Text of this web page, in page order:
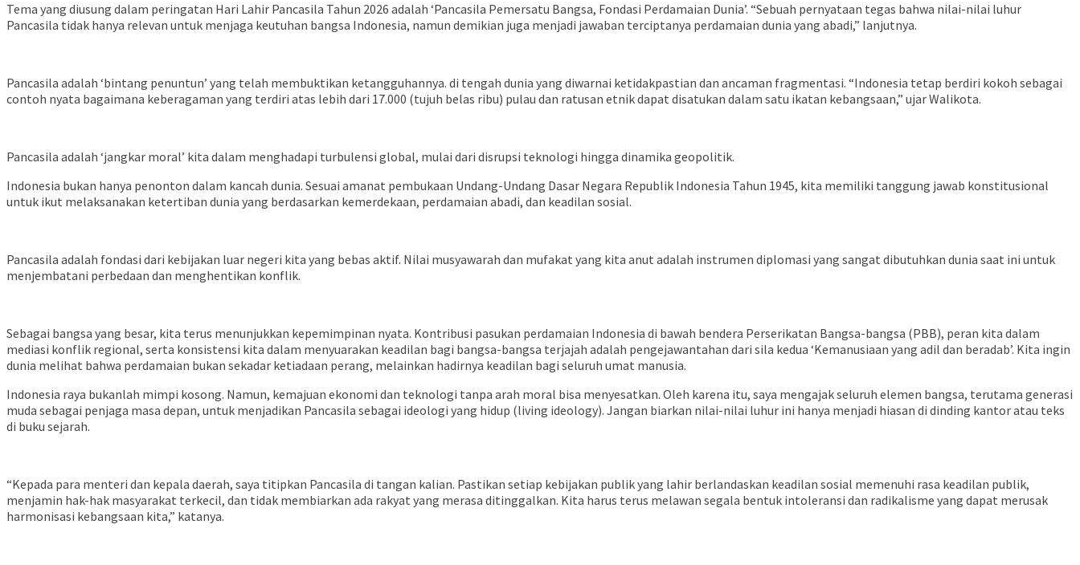
Tema yang diusung dalam peringatan Hari Lahir Pancasila Tahun 2026 adalah ‘Pancasila Pemersatu Bangsa, Fondasi Perdamaian Dunia’. “Sebuah pernyataan tegas bahwa nilai-nilai luhur
Pancasila tidak hanya relevan untuk menjaga keutuhan bangsa Indonesia, namun demikian juga menjadi jawaban terciptanya perdamaian dunia yang abadi,” lanjutnya.
Pancasila adalah ‘bintang penuntun’ yang telah membuktikan ketangguhannya. di tengah dunia yang diwarnai ketidakpastian dan ancaman fragmentasi. “Indonesia tetap berdiri kokoh sebagai
contoh nyata bagaimana keberagaman yang terdiri atas lebih dari 17.000 (tujuh belas ribu) pulau dan ratusan etnik dapat disatukan dalam satu ikatan kebangsaan,” ujar Walikota.
Pancasila adalah ‘jangkar moral’ kita dalam menghadapi turbulensi global, mulai dari disrupsi teknologi hingga dinamika geopolitik.
Indonesia bukan hanya penonton dalam kancah dunia. Sesuai amanat pembukaan Undang-Undang Dasar Negara Republik Indonesia Tahun 1945, kita memiliki tanggung jawab konstitusional
untuk ikut melaksanakan ketertiban dunia yang berdasarkan kemerdekaan, perdamaian abadi, dan keadilan sosial.
Pancasila adalah fondasi dari kebijakan luar negeri kita yang bebas aktif. Nilai musyawarah dan mufakat yang kita anut adalah instrumen diplomasi yang sangat dibutuhkan dunia saat ini untuk
menjembatani perbedaan dan menghentikan konflik.
Sebagai bangsa yang besar, kita terus menunjukkan kepemimpinan nyata. Kontribusi pasukan perdamaian Indonesia di bawah bendera Perserikatan Bangsa-bangsa (PBB), peran kita dalam
mediasi konflik regional, serta konsistensi kita dalam menyuarakan keadilan bagi bangsa-bangsa terjajah adalah pengejawantahan dari sila kedua ‘Kemanusiaan yang adil dan beradab’. Kita ingin
dunia melihat bahwa perdamaian bukan sekadar ketiadaan perang, melainkan hadirnya keadilan bagi seluruh umat manusia.
Indonesia raya bukanlah mimpi kosong. Namun, kemajuan ekonomi dan teknologi tanpa arah moral bisa menyesatkan. Oleh karena itu, saya mengajak seluruh elemen bangsa, terutama generasi
muda sebagai penjaga masa depan, untuk menjadikan Pancasila sebagai ideologi yang hidup (living ideology). Jangan biarkan nilai-nilai luhur ini hanya menjadi hiasan di dinding kantor atau teks
di buku sejarah.
“Kepada para menteri dan kepala daerah, saya titipkan Pancasila di tangan kalian. Pastikan setiap kebijakan publik yang lahir berlandaskan keadilan sosial memenuhi rasa keadilan publik,
menjamin hak-hak masyarakat terkecil, dan tidak membiarkan ada rakyat yang merasa ditinggalkan. Kita harus terus melawan segala bentuk intoleransi dan radikalisme yang dapat merusak
harmonisasi kebangsaan kita,” katanya.